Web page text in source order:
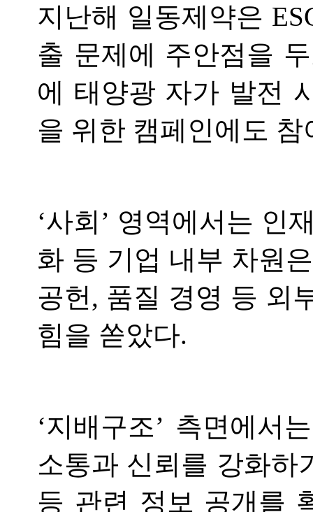
지난해 일동제약은
출 문제에 주안점을
에 태양광 자가 발전
을 위한 캠페인에도 참
‘사회’ 영역에서는 인
화 등 기업 내부 차원
공헌, 품질 경영 등 외
힘을 쏟았다.
‘지배구조’ 측면에서
소통과 신뢰를 강화하
등 관련 정보 공개를